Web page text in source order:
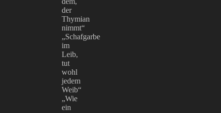
der
Thymian
nimmt“
„Schafgarbe
im
Leib,
tut
wohl
jedem
Weib“
„Wie
ein